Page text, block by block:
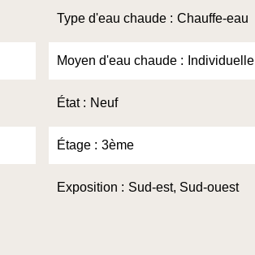
Type d'eau chaude Chauffe-eau
Moyen d'eau chaude Individuelle
État Neuf
Étage 3ème
Exposition Sud-est, Sud-ouest